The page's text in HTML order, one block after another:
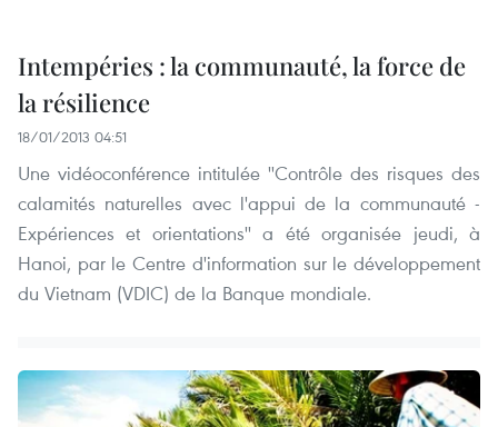
Intempéries : la communauté, la force de
la résilience
18/01/2013 04:51
Une vidéoconférence intitulée ''Contrôle des risques des
calamités naturelles avec l'appui de la communauté -
Expériences et orientations'' a été organisée jeudi, à
Hanoi, par le Centre d'information sur le développement
du Vietnam (VDIC) de la Banque mondiale.